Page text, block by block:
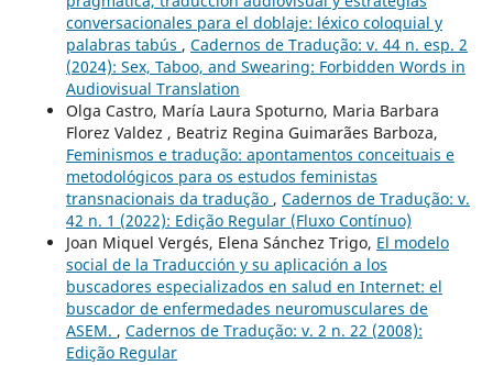
conversacionales para el doblaje: léxico coloquial y
palabras tabús , Cadernos de Tradução: v. 44 n. esp. 2
(2024): Sex, Taboo, and Swearing: Forbidden Words in
Audiovisual Translation
Olga Castro, María Laura Spoturno, Maria Barbara
Florez Valdez , Beatriz Regina Guimarães Barboza,
Feminismos e tradução: apontamentos conceituais e
metodológicos para os estudos feministas
transnacionais da tradução , Cadernos de Tradução: v.
42 n. 1 (2022): Edição Regular (Fluxo Contínuo)
Joan Miquel Vergés, Elena Sánchez Trigo, El modelo
social de la Traducción y su aplicación a los
buscadores especializados en salud en Internet: el
buscador de enfermedades neuromusculares de
ASEM. , Cadernos de Tradução: v. 2 n. 22 (2008):
Edição Regular